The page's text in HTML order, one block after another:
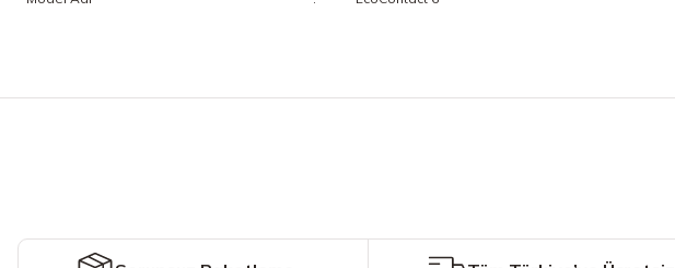
Ürün fiyatı diğer sitelerden daha pahalı.